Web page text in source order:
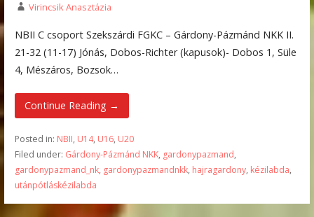
Virincsik Anasztázia
NBII C csoport Szekszárdi FGKC – Gárdony-Pázmánd NKK II.
21-32 (11-17) Jónás, Dobos-Richter (kapusok)- Dobos 1, Süle
4, Mészáros, Bozsok…
Continue Reading →
Posted in: NBII, U14, U16, U20
Filed under: Gárdony-Pázmánd NKK, gardonypazmand,
gardonypazmand_nk, gardonypazmandnkk, hajragardony, kézilabda,
utánpótláskézilabda